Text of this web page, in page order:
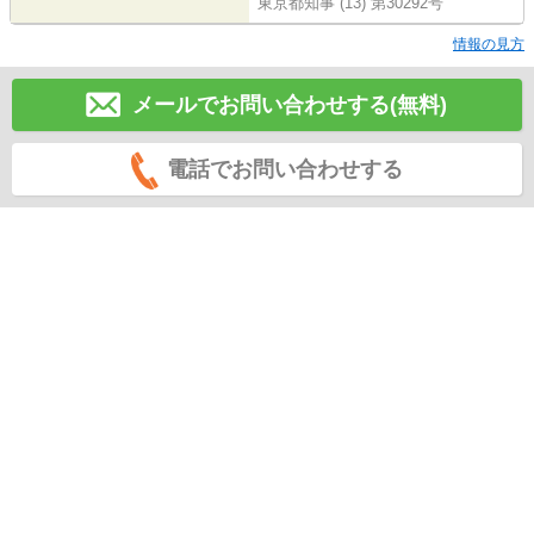
情報の見方
メールでお問い合わせする(無料)
電話でお問い合わせする